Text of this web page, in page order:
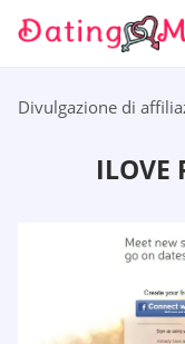
Divulgazione di
ILOVE